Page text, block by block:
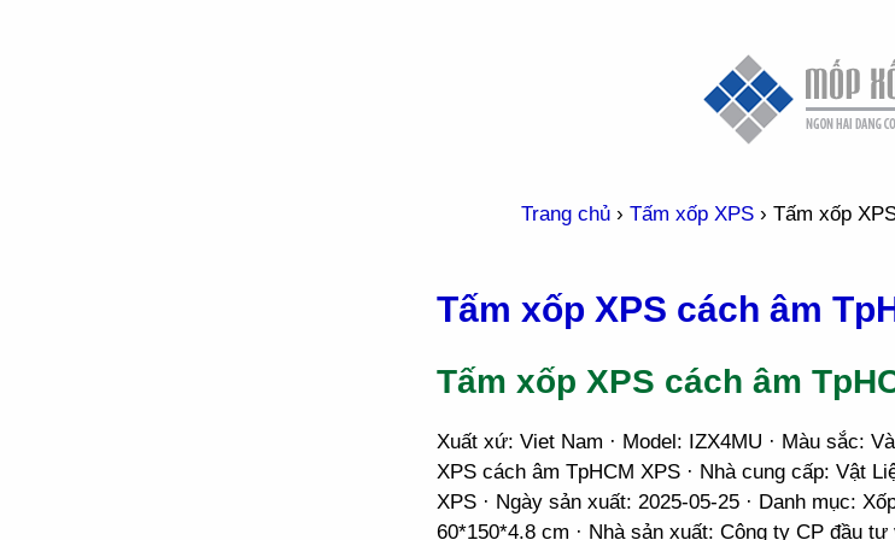
Trang chủ› Tấm xốp XPS› Tấm xốp
Tấm xốp XPS cách âm
Tấm xốp XPS cách âm
Xuất xứ: Viet Nam · Model: IZX4MU · Màu sắc:
XPS cách âm TpHCM XPS · Nhà cung cấp: Vật
XPS · Ngày sản xuất: 2025-05-25 · Danh mục:
60*150*4.8 cm · Nhà sản xuất: Công ty CP đầu